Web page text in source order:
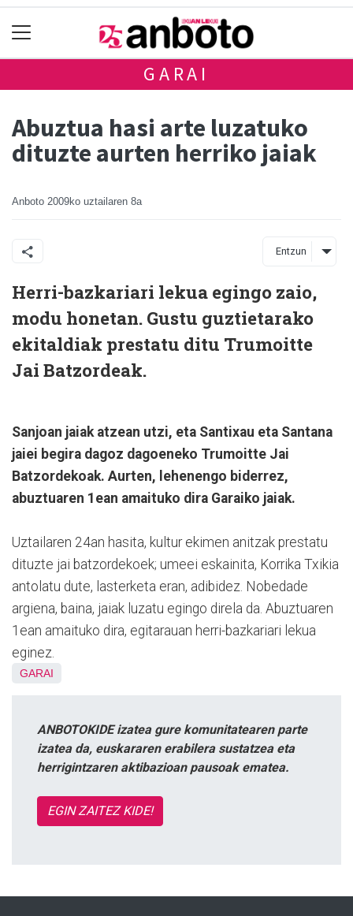
GARAI
Abuztua hasi arte luzatuko
dituzte aurten herriko jaiak
Anboto 2009ko uztailaren 8a
Entzun
Herri-bazkariari lekua egingo zaio,
modu honetan. Gustu guztietarako
ekitaldiak prestatu ditu Trumoitte
Jai Batzordeak.
Sanjoan jaiak atzean utzi, eta Santixau eta Santana
jaiei begira dagoz dagoeneko Trumoitte Jai
Batzordekoak. Aurten, lehenengo biderrez,
abuztuaren 1ean amaituko dira Garaiko jaiak.
Uztailaren 24an hasita, kultur ekimen anitzak prestatu
dituzte jai batzordekoek; umeei eskainita, Korrika Txikia
antolatu dute, lasterketa eran, adibidez. Nobedade
argiena, baina, jaiak luzatu egingo direla da. Abuztuaren
1ean amaituko dira, egitarauan herri-bazkariari lekua
eginez.
GARAI
ANBOTOKIDE izatea gure komunitatearen parte
izatea da, euskararen erabilera sustatzea eta
herrigintzaren aktibazioan pausoak ematea.
EGIN ZAITEZ KIDE!